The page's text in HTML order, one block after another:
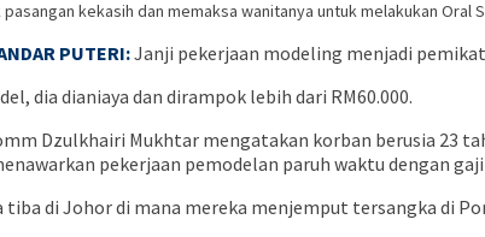
PUTERI:Janji pekerjaan modeling menjadi
dia dianiaya dan dirampok lebih dari RM60.000.
Dzulkhairi Mukhtar mengatakan korban berusia 23
pekerjaan pemodelan paruh waktu dengan
tiba di Johor di mana mereka menjemput tersangka di